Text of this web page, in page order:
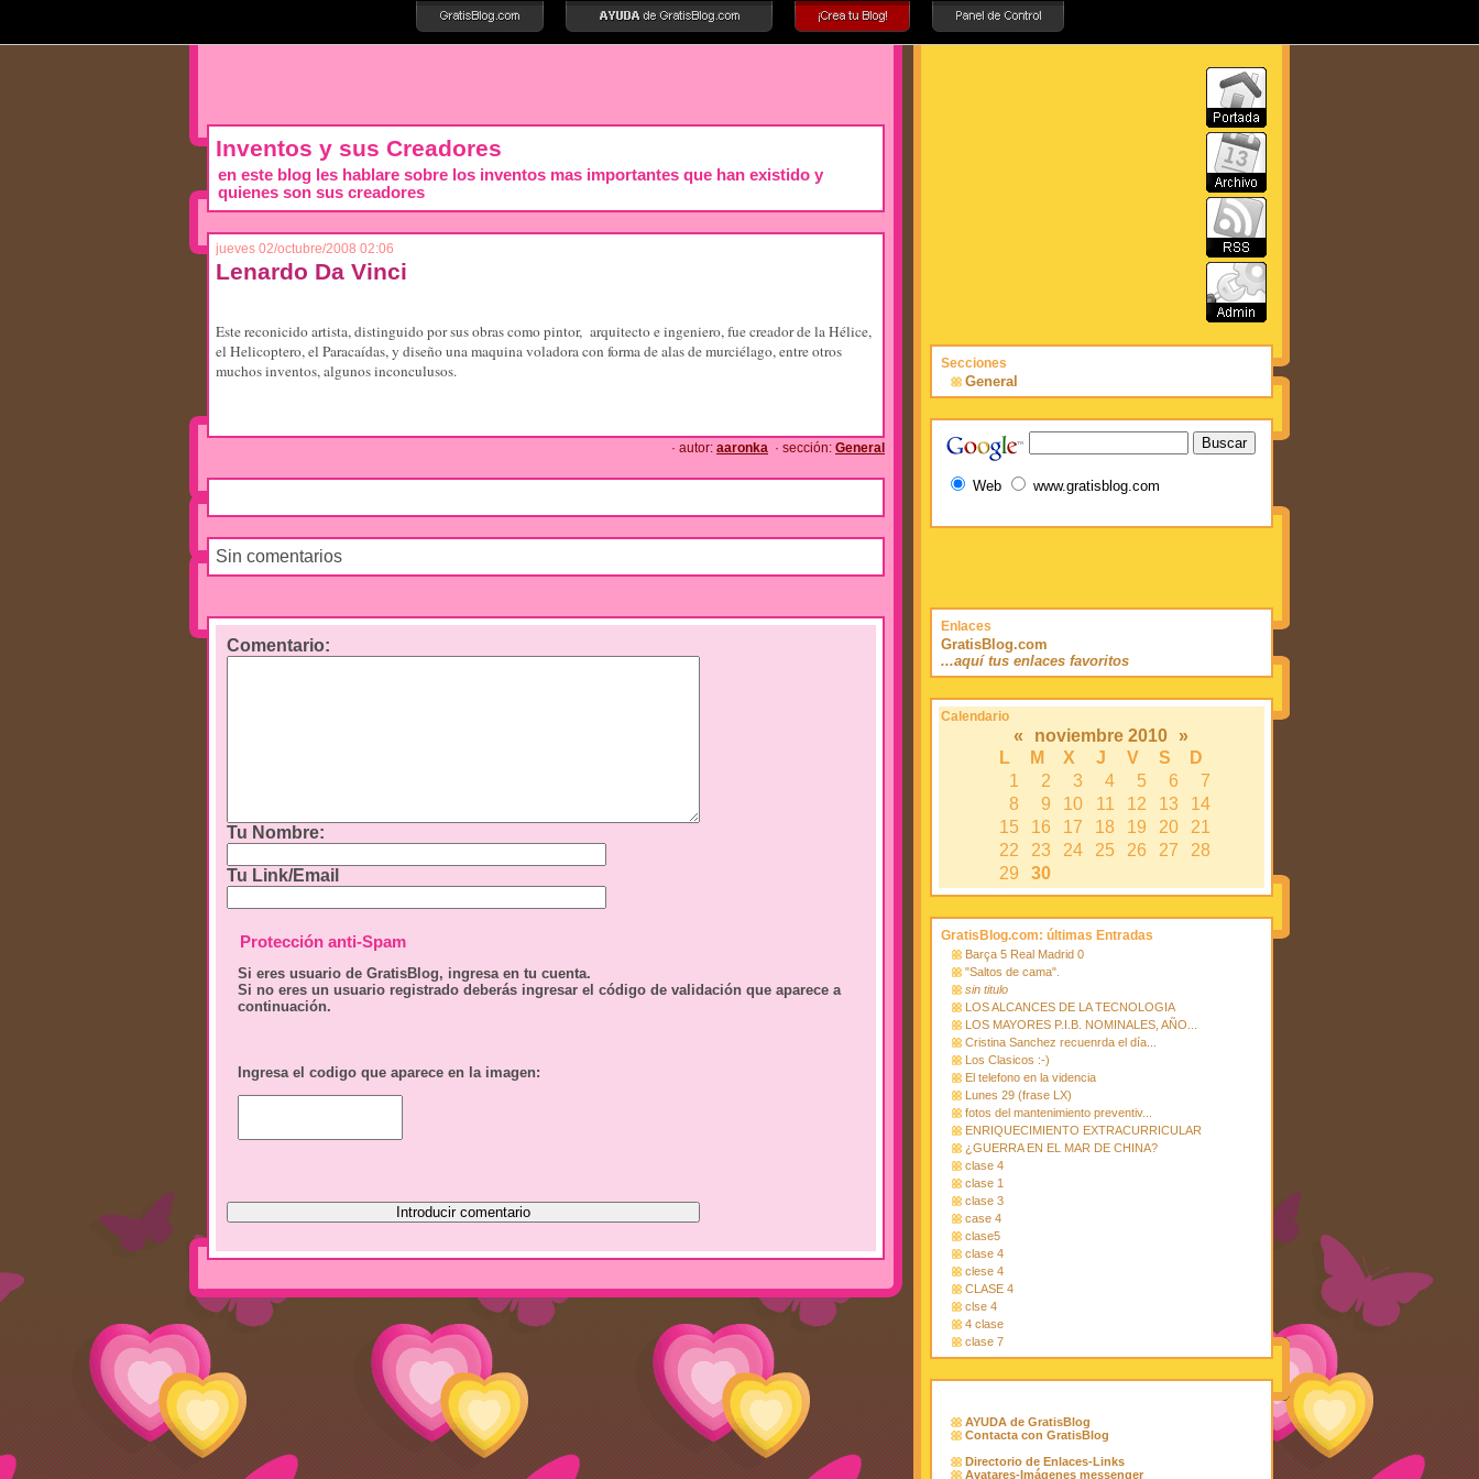
Inventos y sus Creadores
en este blog les hablare sobre los inventos mas importantes que han existido y
quienes son sus creadores
jueves 02/octubre/2008 02:06
Lenardo Da Vinci
Este reconicido artista, distinguido por sus obras como pintor, arquitecto e ingeniero, fue creador de la Hélice,
el Helicoptero, el Paracaídas, y diseño una maquina voladora con forma de alas de murciélago, entre otros
muchos inventos, algunos inconculusos.
· autor: aaronka · sección: General
Sin comentarios
Comentario:
Tu Nombre:
Tu Link/Email
Protección anti-Spam
Si eres usuario de GratisBlog, ingresa en tu cuenta.
Si no eres un usuario registrado deberás ingresar el código de validación que aparece a
continuación.
Ingresa el codigo que aparece en la imagen:
Secciones
General
Web www.gratisblog.com
Enlaces
GratisBlog.com
...aquí tus enlaces favoritos
Calendario
« noviembre 2010
»
L
M X J V S
D
1
2 3 4 5 6
7
8
9 10 11 12 13
14
15
16 17 18 19 20
21
22
23 24 25 26 27
28
29
30
GratisBlog.com: últimas Entradas
Barça 5 Real Madrid 0
"Saltos de cama".
sin titulo
LOS ALCANCES DE LA TECNOLOGIA
LOS MAYORES P.I.B. NOMINALES, AÑO...
Cristina Sanchez recuenrda el día...
Los Clasicos :-)
El telefono en la videncia
Lunes 29 (frase LX)
fotos del mantenimiento preventiv...
ENRIQUECIMIENTO EXTRACURRICULAR
¿GUERRA EN EL MAR DE CHINA?
clase 4
clase 1
clase 3
case 4
clase5
clase 4
clese 4
CLASE 4
clse 4
4 clase
clase 7
AYUDA de GratisBlog
Contacta con GratisBlog
Directorio de Enlaces-Links
Avatares-Imágenes messenger